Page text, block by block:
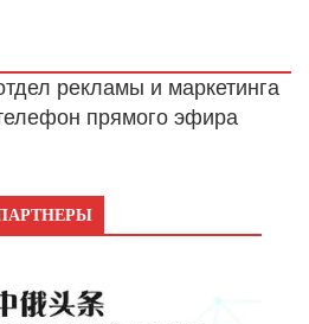
рекламы и маркетинга
прямого эфира